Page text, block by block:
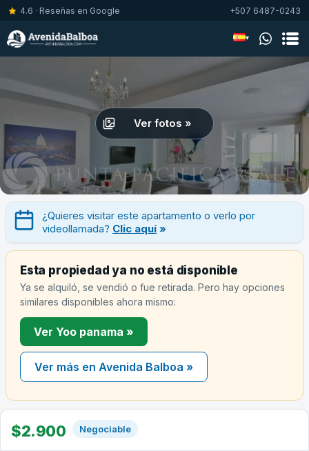
4.6 · Reseñas en Google +507 6487-0243
▾
Ver fotos »
¿Quieres visitar este apartamento o verlo por
videollamada? Clic aquí »
Esta propiedad ya no está disponible
Ya se alquiló, se vendió o fue retirada. Pero hay opciones
similares disponibles ahora mismo:
Ver Yoo panama »
Ver más en Avenida Balboa »
$2.900 Negociable